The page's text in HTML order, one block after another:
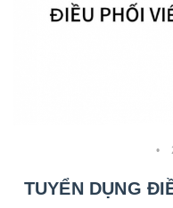
•
TUYỂN DỤNG